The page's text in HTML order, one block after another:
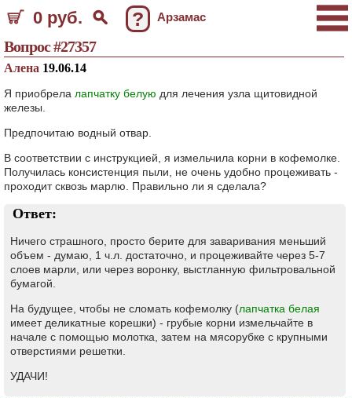
0 руб. ? Арзамас
Вопрос #27357
Алена 19.06.14
Я приобрела лапчатку белую для лечения узла щитовидной
железы.
Предпочитаю водный отвар.
В соответствии с инструкцией, я измельчила корни в кофемолке.
Получилась консистенция пыли, не очень удобно процеживать -
проходит сквозь марлю. Правильно ли я сделала?
Ответ:
Ничего страшного, просто берите для заваривания меньший
объем - думаю, 1 ч.л. достаточно, и процеживайте через 5-7
слоев марли, или через воронку, выстланную фильтровальной
бумагой.
На будущее, чтобы не сломать кофемолку (лапчатка белая
имеет деликатные корешки) - грубые корни измельчайте в
начале с помощью молотка, затем на мясорубке с крупными
отверстиями решетки.
УДАЧИ!